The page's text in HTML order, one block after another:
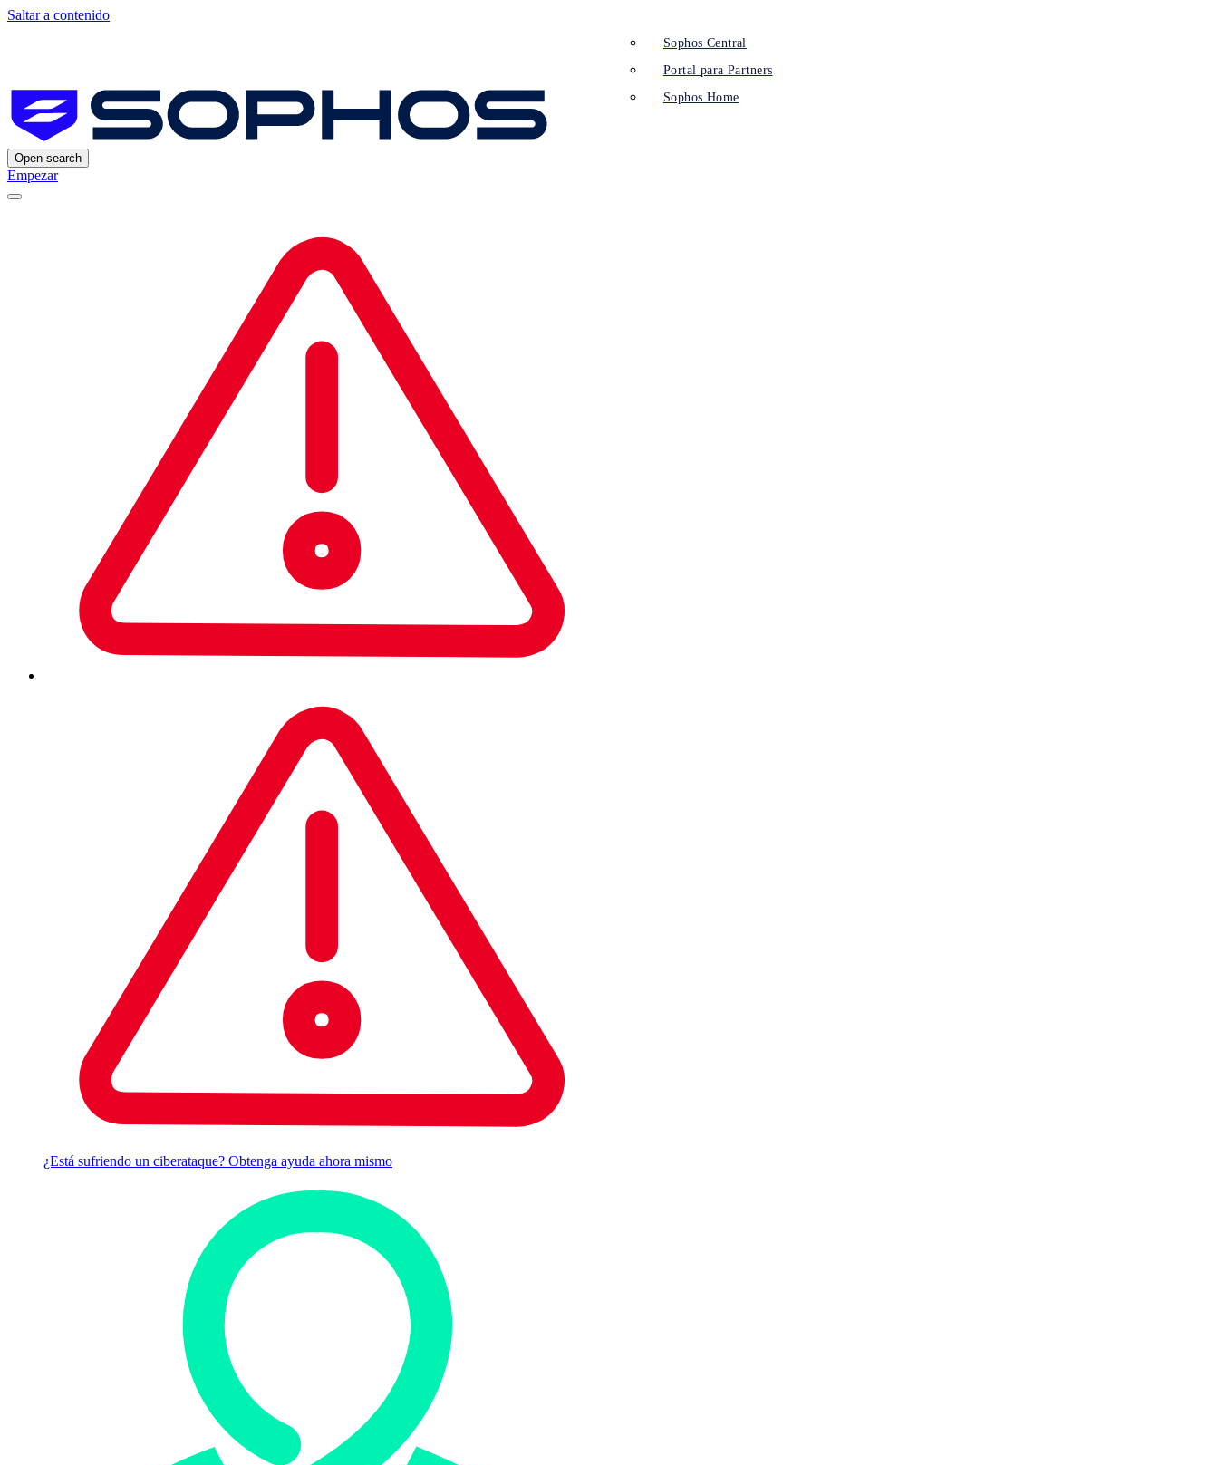
Saltar a contenido
Open search
Empezar
¿Está sufriendo un ciberataque? Obtenga ayuda ahora mismo
Sophos Central
Portal para Partners
Sophos Home